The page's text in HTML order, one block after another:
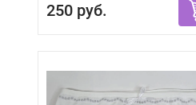
250 руб.